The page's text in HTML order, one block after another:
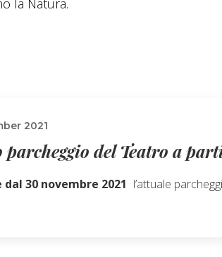
la Natura.
2021
parcheggio del Teatro a
30 novembre 2021 l’attuale